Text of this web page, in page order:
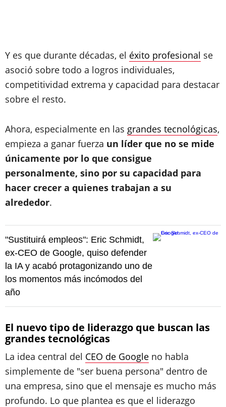
Y es que durante décadas, el éxito profesional se
asoció sobre todo a logros individuales,
competitividad extrema y capacidad para destacar
sobre el resto.
Ahora, especialmente en las grandes tecnológicas,
empieza a ganar fuerza un líder que no se mide
únicamente por lo que consigue
personalmente, sino por su capacidad para
hacer crecer a quienes trabajan a su
alrededor.
"Sustituirá empleos": Eric Schmidt,
ex-CEO de Google, quiso defender
la IA y acabó protagonizando uno de
los momentos más incómodos del
año
El nuevo tipo de liderazgo que buscan las
grandes tecnológicas
La idea central del CEO de Google no habla
simplemente de "ser buena persona" dentro de
una empresa, sino que el mensaje es mucho más
profundo. Lo que plantea es que el liderazgo